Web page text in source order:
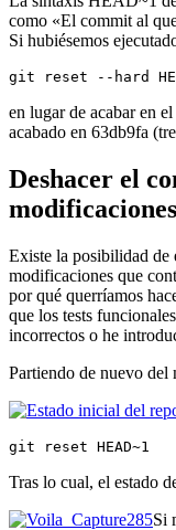
como «El commit al
Si hubiésemos
git reset --hard
en lugar de acabar en
acabado en 63db9fa
Deshacer el
modificaciones
Existe la posibilidad de
modificaciones que
por qué querríamos
que los tests
incorrectos o he
Partiendo de nuevo del
git reset HEAD~1
Tras lo cual, el estado
Si